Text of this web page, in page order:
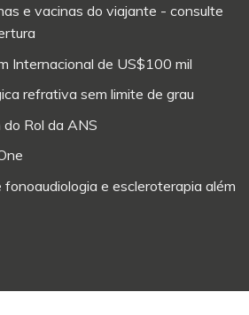
e vacinas do viajante - consulte
Internacional de US$100 mil
refrativa sem limite de grau
Rol da ANS
e escleroterapia além